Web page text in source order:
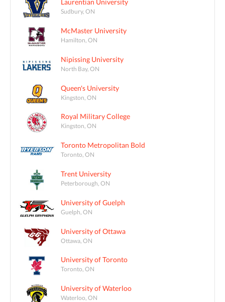
Laurentian University
Sudbury, ON
McMaster University
Hamilton, ON
Nipissing University
North Bay, ON
Queen's University
Kingston, ON
Royal Military College
Kingston, ON
Toronto Metropolitan Bold
Toronto, ON
Trent University
Peterborough, ON
University of Guelph
Guelph, ON
University of Ottawa
Ottawa, ON
University of Toronto
Toronto, ON
University of Waterloo
Waterloo, ON